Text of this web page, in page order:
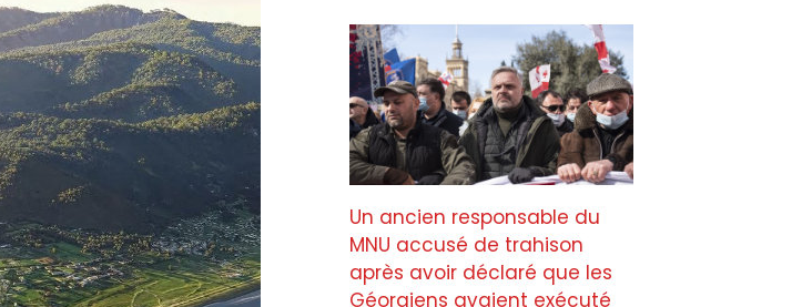
Un ancien responsable du
MNU accusé de trahison
après avoir déclaré que les
Géorgiens avaient exécuté